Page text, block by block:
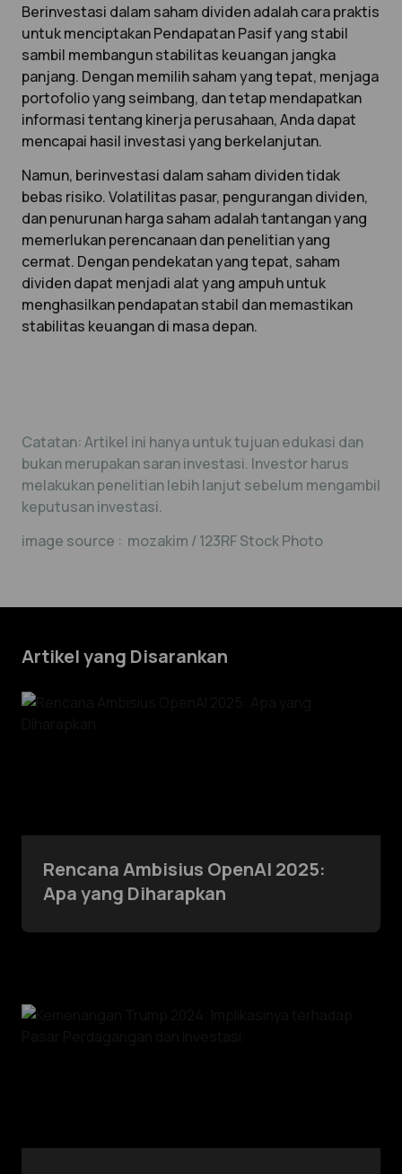
Berinvestasi dalam saham dividen adalah cara praktis
untuk menciptakan Pendapatan Pasif yang stabil
sambil membangun stabilitas keuangan jangka
panjang. Dengan memilih saham yang tepat, menjaga
portofolio yang seimbang, dan tetap mendapatkan
informasi tentang kinerja perusahaan, Anda dapat
mencapai hasil investasi yang berkelanjutan.
Namun, berinvestasi dalam saham dividen tidak
bebas risiko. Volatilitas pasar, pengurangan dividen,
dan penurunan harga saham adalah tantangan yang
memerlukan perencanaan dan penelitian yang
cermat. Dengan pendekatan yang tepat, saham
dividen dapat menjadi alat yang ampuh untuk
menghasilkan pendapatan stabil dan memastikan
stabilitas keuangan di masa depan.
Catatan: Artikel ini hanya untuk tujuan edukasi dan
bukan merupakan saran investasi. Investor harus
melakukan penelitian lebih lanjut sebelum mengambil
keputusan investasi.
image source : mozakim / 123RF Stock Photo
Artikel yang Disarankan
Rencana Ambisius OpenAI 2025:
Apa yang Diharapkan